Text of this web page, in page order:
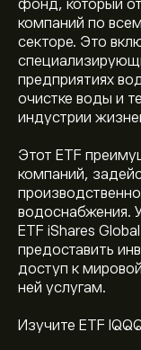
фонд, который
компаний по
секторе. Это
предприятиях
очистке воды и
индустрии
Этот ETF
компаний,
водоснабжения.
ETF iShares
предоставить
доступ к
ней услугам.
Изучите ETF
Текущая цена
США
Исторический